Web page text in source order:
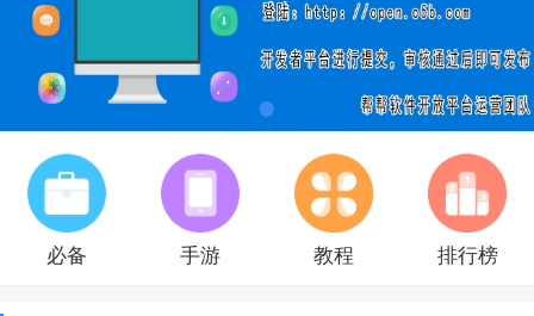
必备 手游 教程 排行榜